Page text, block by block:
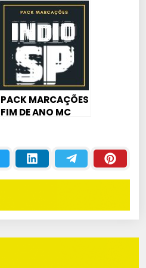
PACK MARCAÇÕES
FIM DE ANO MC